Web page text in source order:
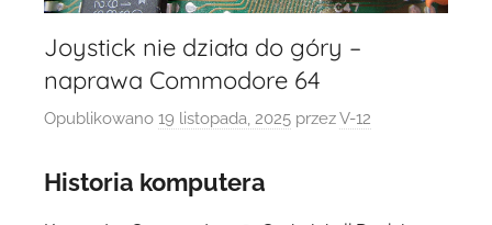
Joystick nie działa do góry –
naprawa Commodore 64
Opublikowano 19 listopada, 2025 przezV-12
Historia komputera